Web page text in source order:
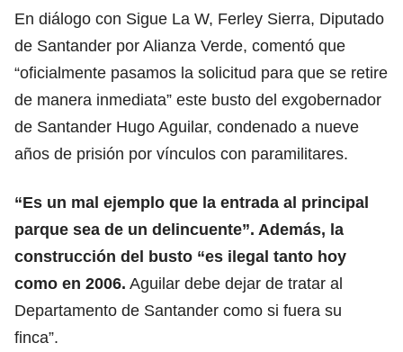
En diálogo con Sigue La W, Ferley Sierra, Diputado
de Santander por Alianza Verde, comentó que
“oficialmente pasamos la solicitud para que se retire
de manera inmediata” este busto del exgobernador
de Santander Hugo Aguilar, condenado a nueve
años de prisión por vínculos con paramilitares.
“Es un mal ejemplo que la entrada al principal
parque sea de un delincuente”. Además, la
construcción del busto “es ilegal tanto hoy
como en 2006. Aguilar debe dejar de tratar al
Departamento de Santander como si fuera su
finca”.